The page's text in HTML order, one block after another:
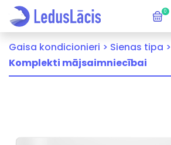
0
Gaisa kondicionieri > Sienas tipa >
Komplekti mājsaimniecībai